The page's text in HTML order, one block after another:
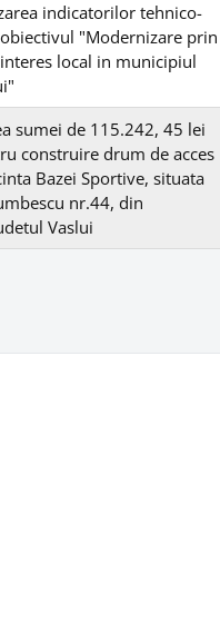
indicatorilor tehnico-
"Modernizare prin
local in municipiul
sumei de 115.242, 45 lei
construire drum de acces
Bazei Sportive, situata
nr.44, din
Vaslui